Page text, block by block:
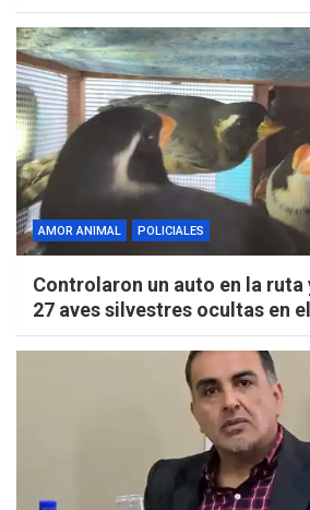
AMOR ANIMAL POLICIALES
Controlaron un auto en la ruta
27 aves silvestres ocultas en el